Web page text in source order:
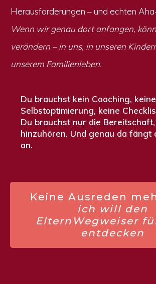
Herausforderungen – und echten
Wenn wir genau dort anfangen,
verändern – in uns, in unseren
unserem Familienleben.
Du brauchst kein Coaching, keine
Selbstoptimierung, keine
Du brauchst nur die Bereitschaft,
hinzuhören. Und genau da fängt
an.
Keine Ausreden
ich will den
ElternWegweiser
entdecken